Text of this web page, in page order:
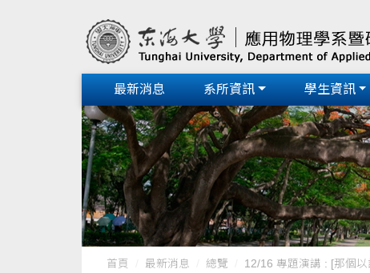
最新消息 系所資訊 學生資訊
首頁 最新消息 總覽 12/16 專題演講 : [那個